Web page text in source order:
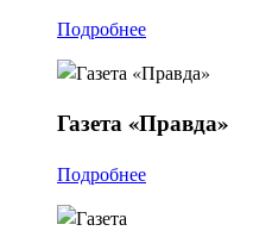
Подробнее
Газета«Правда»
Подробнее